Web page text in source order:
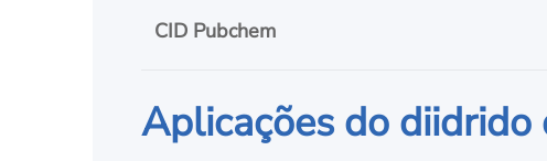
CID Pubchem
Aplicações do diidrido